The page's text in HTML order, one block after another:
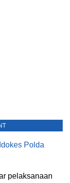
Polda
pelaksanaan